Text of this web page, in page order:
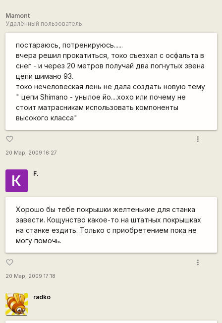
Mamont
Удалённый пользователь
постараюсь, потренируюсь......
вчера решил прокатиться, токо съезхал с осфальта в
снег - и через 20 метров получай два погнутых звена
цепи шимано 93.
токо нечеловеская лень не дала создать новую тему
" цепи Shimano - унылое йо....хохо или почему не
стоит матрасникам использовать компоненты
высокого класса"
favorite_border
20 Мар, 2009 16:27
more_vert
К F.
Хорошо бы тебе покрышки желтенькие для станка
завести. Кощунство какое-то на штатных покрышках
на станке ездить. Только с приобретением пока не
могу помочь.
favorite_border
20 Мар, 2009 17:18
more_vert
radko